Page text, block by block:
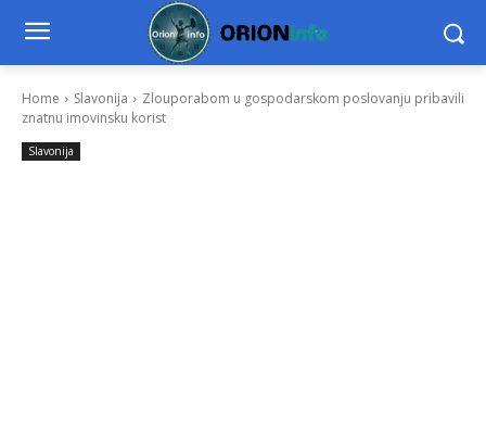
Home Slavonija
Zlouporabom u gospodarskom poslovanju pribavili
znatnu imovinsku korist
Slavonija